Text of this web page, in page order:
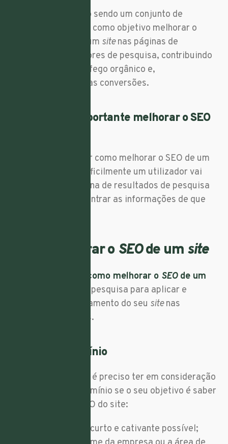
SEO é definido como sendo um conjunto de
estratégias que têm como objetivo melhorar o
posicionamento de um sitenas páginas de
resultados dos motores de pesquisa, contribuindo
para aumentar o tráfego orgânico e,
consequentemente as conversões.
Porque é tão importante melhorar o SEO
É fundamental saber como melhorar o SEO de um
site porque muito dificilmente um utilizador vai
para a segunda página de resultados de pesquisa
do Google para encontrar as informações de que
Como melhorar o SEOde um site
como melhorar o SEOde um
nos motores de pesquisa para aplicar e
melhorar o posicionamento do seu sitenas
pesquisas orgânicas.
1. Escolha o domínio
Há três aspetos que é preciso ter em consideração
na escolha de um domínio se o seu objetivo é saber
como melhorar o SEO do site:
Deve ser o mais curto e cativante possível;